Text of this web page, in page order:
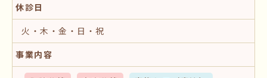
休診日
火・木・金・日・祝
事業内容